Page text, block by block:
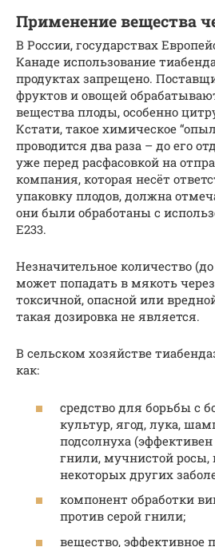
Применение вещества
В России, государствах
Канаде использование
продуктах запрещено.
фруктов и овощей
вещества плоды, особенно
Кстати, такое химическое
проводится два раза – до его
уже перед расфасовкой на
компания, которая несёт
упаковку плодов, должна
они были обработаны с
Е233.
Незначительное количество (до
может попадать в мякоть
токсичной, опасной или
такая дозировка не является.
В сельском хозяйстве
как:
средство для борьбы с
культур, ягод, лука,
подсолнуха
гнили, мучнистой росы,
некоторых других
компонент обработки
против серой гнили;
вещество, эффективное